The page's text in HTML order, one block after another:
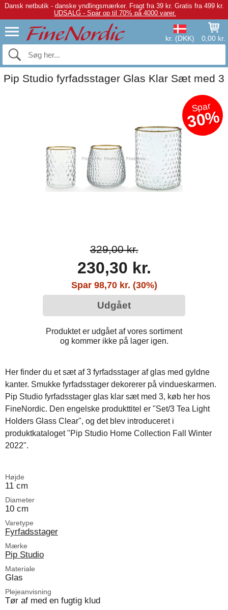
Dansk netbutik - danske yndlingsmærker. Fragt fra 39 kr. Gratis fra 499 kr.
UDSALG - Spar op til 70% på 4000 varer.
kr. (DKK) 0,00 kr.
Pip Studio fyrfadsstager Glas Klar Sæt med 3
Spar
30%
329,00 kr.
230,30 kr.
Spar 98,70 kr. (30%)
Udgået
Produktet er udgået af vores sortiment
og kommer ikke på lager igen.
Her finder du et sæt af 3 fyrfadsstager af glas med gyldne
kanter. Smukke fyrfadsstager dekorerer på vindueskarmen.
Pip Studio fyrfadsstager glas klar sæt med 3, køb her hos
FineNordic. Den engelske produkttitel er "Set/3 Tea Light
Holders Glass Clear", og det blev introduceret i
produktkataloget "Pip Studio Home Collection Fall Winter
2022".
Højde
11 cm
Diameter
10 cm
Varetype
Fyrfadsstager
Mærke
Pip Studio
Materiale
Glas
Plejeanvisning
Tør af med en fugtig klud